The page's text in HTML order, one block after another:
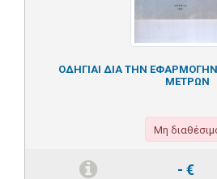
ΟΔΗΓΙΑΙ ΔΙΑ ΤΗΝ
ΜΕΤΡΩΝ
Μη
- €